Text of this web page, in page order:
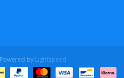
by Lightspeed